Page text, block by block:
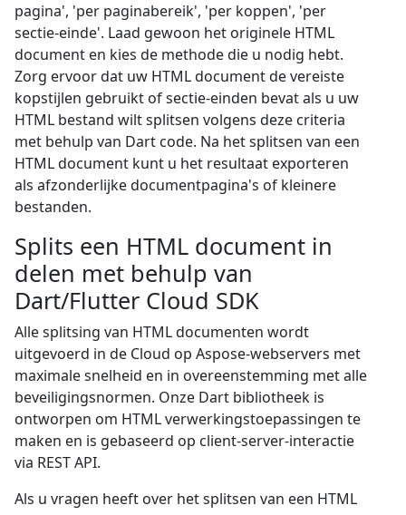
pagina', 'per paginabereik', 'per koppen', 'per
sectie-einde'. Laad gewoon het originele HTML
document en kies de methode die u nodig hebt.
Zorg ervoor dat uw HTML document de vereiste
kopstijlen gebruikt of sectie-einden bevat als u uw
HTML bestand wilt splitsen volgens deze criteria
met behulp van Dart code. Na het splitsen van een
HTML document kunt u het resultaat exporteren
als afzonderlijke documentpagina's of kleinere
bestanden.
Splits een HTML document in
delen met behulp van
Dart/Flutter Cloud SDK
Alle splitsing van HTML documenten wordt
uitgevoerd in de Cloud op Aspose-webservers met
maximale snelheid en in overeenstemming met alle
beveiligingsnormen. Onze Dart bibliotheek is
ontworpen om HTML verwerkingstoepassingen te
maken en is gebaseerd op client-server-interactie
via REST API.
Als u vragen heeft over het splitsen van een HTML